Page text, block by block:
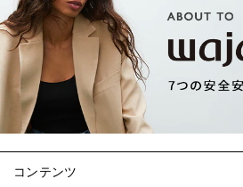
コンテンツ